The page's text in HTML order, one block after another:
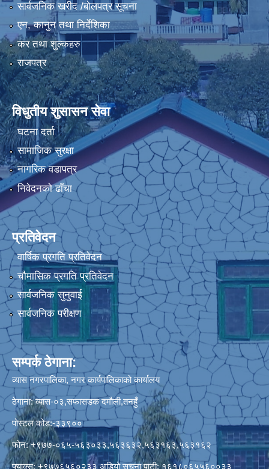
सार्वजनिक खरीद /बोलपत्र सूचना
एन, कानुन तथा निर्देशिका
कर तथा शुल्कहरु
राजपत्र
विधुतीय शुसासन सेवा
घटना दर्ता
सामाजिक सुरक्षा
नागरिक वडापत्र
निवेदनको ढाँचा
प्रतिवेदन
वार्षिक प्रगति प्रतिवेदन
चौमासिक प्रगति प्रतिवेदन
सार्वजनिक सुनुवाई
सार्वजनिक परीक्षण
सम्पर्क ठेगाना:
व्यास नगरपालिका, नगर कार्यपालिकाको कार्यालय
ठेगाना: व्यास-०३,सफासडक दमौली,तनहुँ
पोस्टल कोड:-३३९००
फोन: +९७७-०६५-५६३०३३,५६३६३२,५६३१६३,५६३१६२
फ्याक्स: +९७७६५६०२३३ अडियो सूचना पाटी: १६१८०६५५६००३३